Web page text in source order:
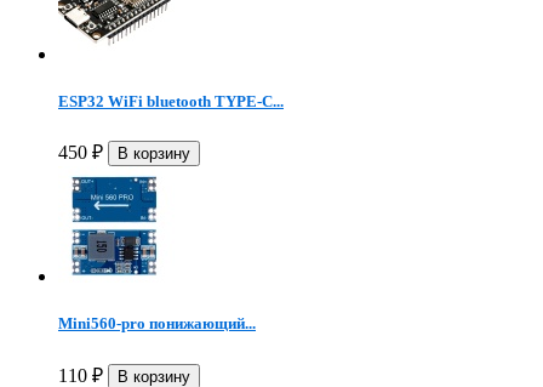
ESP32 WiFi bluetooth TYPE-C...
450 ₽
Mini560-pro понижающий...
110 ₽